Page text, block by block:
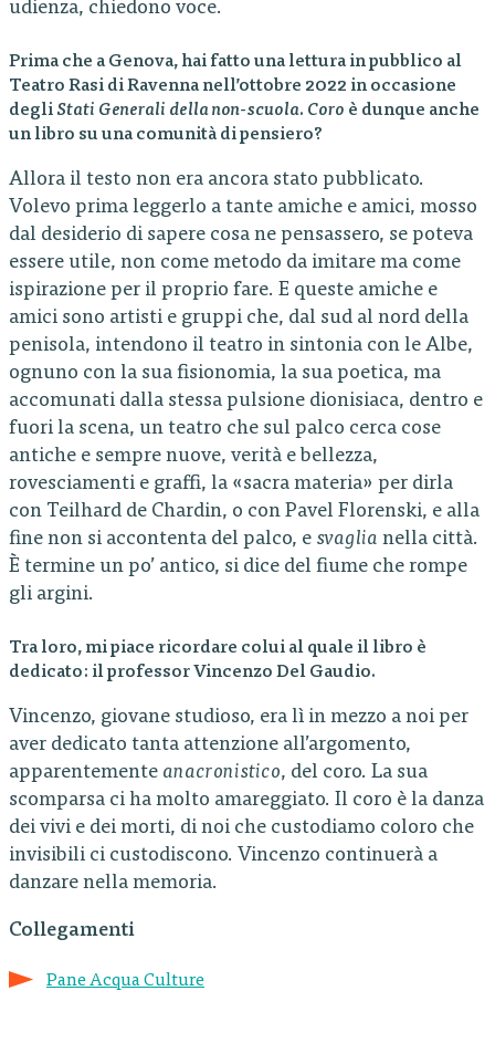
udienza, chiedono voce.
Prima che a Genova, hai fatto una lettura in pubblico al
Teatro Rasi di Ravenna nell’ottobre 2022 in occasione
degli Stati Generali della non-scuola. Coro è dunque anche
un libro su una comunità di pensiero?
Allora il testo non era ancora stato pubblicato.
Volevo prima leggerlo a tante amiche e amici, mosso
dal desiderio di sapere cosa ne pensassero, se poteva
essere utile, non come metodo da imitare ma come
ispirazione per il proprio fare. E queste amiche e
amici sono artisti e gruppi che, dal sud al nord della
penisola, intendono il teatro in sintonia con le Albe,
ognuno con la sua fisionomia, la sua poetica, ma
accomunati dalla stessa pulsione dionisiaca, dentro e
fuori la scena, un teatro che sul palco cerca cose
antiche e sempre nuove, verità e bellezza,
rovesciamenti e graffi, la «sacra materia» per dirla
con Teilhard de Chardin, o con Pavel Florenski, e alla
fine non si accontenta del palco, e svaglia nella città.
È termine un po’ antico, si dice del fiume che rompe
gli argini.
Tra loro, mi piace ricordare colui al quale il libro è
dedicato: il professor Vincenzo Del Gaudio.
Vincenzo, giovane studioso, era lì in mezzo a noi per
aver dedicato tanta attenzione all’argomento,
apparentemente anacronistico, del coro. La sua
scomparsa ci ha molto amareggiato. Il coro è la danza
dei vivi e dei morti, di noi che custodiamo coloro che
invisibili ci custodiscono. Vincenzo continuerà a
danzare nella memoria.
Collegamenti
Pane Acqua Culture